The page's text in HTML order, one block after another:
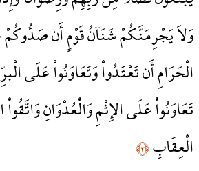
وَلاَ يَجْرِمَنَّكُمْ شَنَآنُ قَوْمٍ أَن
الْحَرَامِ أَن تَعْتَدُواْ وَتَعَاوَنُواْ عَلَى
تَعَاوَنُواْ عَلَى الإِثْمِ وَالْعُدْوَانِ وَاتَّقُواْ
الْعِقَابِ﴿٢﴾